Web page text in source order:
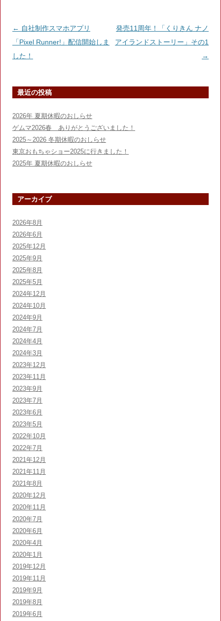
o
k
投
稿
ナ
ー
シ
ョ
ン
← 自社制作スマホアプリ
「Pixel Runner!」配信開始しま
した！
発売11周年！「くりきん ナノ
アイランドストーリー」その1
→
最近の投稿
2026年 夏期休暇のおしらせ
ゲムマ2026春 ありがとうございました！
2025～2026 冬期休暇のおしらせ
東京おもちゃショー2025に行きました！
2025年 夏期休暇のおしらせ
アーカイブ
2026年8月
2026年6月
2025年12月
2025年9月
2025年8月
2025年5月
2024年12月
2024年10月
2024年9月
2024年7月
2024年4月
2024年3月
2023年12月
2023年11月
2023年9月
2023年7月
2023年6月
2023年5月
2022年10月
2022年7月
2021年12月
2021年11月
2021年8月
2020年12月
2020年11月
2020年7月
2020年6月
2020年4月
2020年1月
2019年12月
2019年11月
2019年9月
2019年8月
2019年6月